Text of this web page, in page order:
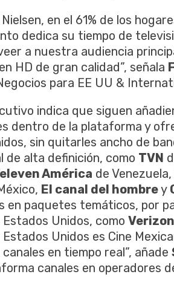
en el 61% de los
dedica su tiempo de
a nuestra audiencia
HD de gran calidad”, señala
para EE UU &
indica que siguen
dentro de la plataforma y
sin quitarles ancho de
de alta definición, como TVN
América de Venezuela,
El canal del hombrey
en paquetes temáticos, por
Unidos, como Verizon
Estados Unidos es Cine
en tiempo real”, añade
canales en operadores